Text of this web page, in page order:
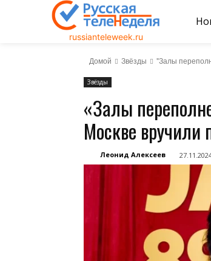
russianteleweek.ru
Домой Звёзды "Залы
Звёзды
«Залы
Москве
Леонид Алексеев